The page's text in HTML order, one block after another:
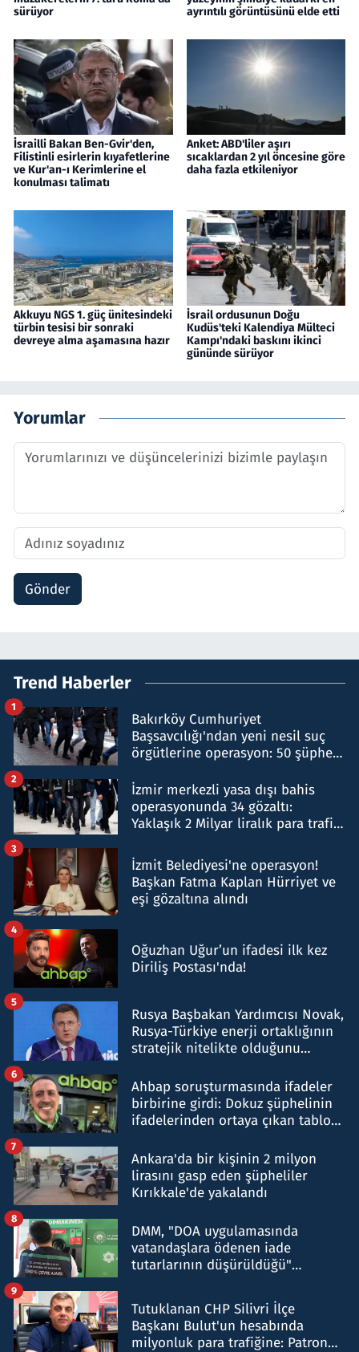
sürüyor
ayrıntılı görüntüsünü elde etti
İsrailli Bakan Ben-Gvir'den,
Filistinli esirlerin kıyafetlerine
ve Kur'an-ı Kerimlerine el
konulması talimatı
Anket: ABD'liler aşırı
sıcaklardan 2 yıl öncesine göre
daha fazla etkileniyor
Akkuyu NGS 1. güç ünitesindeki
türbin tesisi bir sonraki
devreye alma aşamasına hazır
İsrail ordusunun Doğu
Kudüs'teki Kalendiya Mülteci
Kampı'ndaki baskını ikinci
gününde sürüyor
Yorumlar
Gönder
Trend Haberler
Bakırköy Cumhuriyet
Başsavcılığı'ndan yeni nesil suç
örgütlerine operasyon: 50 şüpheli
1
İzmir merkezli yasa dışı bahis
operasyonunda 34 gözaltı:
Yaklaşık 2 Milyar liralık para trafiği
2
İzmit Belediyesi'ne operasyon!
Başkan Fatma Kaplan Hürriyet ve
eşi gözaltına alındı
3
Oğuzhan Uğur’un ifadesi ilk kez
Diriliş Postası'nda!
4
Rusya Başbakan Yardımcısı Novak,
Rusya-Türkiye enerji ortaklığının
stratejik nitelikte olduğunu
5
Ahbap soruşturmasında ifadeler
birbirine girdi: Dokuz şüphelinin
ifadelerinden ortaya çıkan tablo
6
Ankara'da bir kişinin 2 milyon
lirasını gasp eden şüpheliler
Kırıkkale'de yakalandı
7
DMM, "DOA uygulamasında
vatandaşlara ödenen iade
tutarlarının düşürüldüğü"
8
Tutuklanan CHP Silivri İlçe
Başkanı Bulut'un hesabında
milyonluk para trafiğine: Patron
9